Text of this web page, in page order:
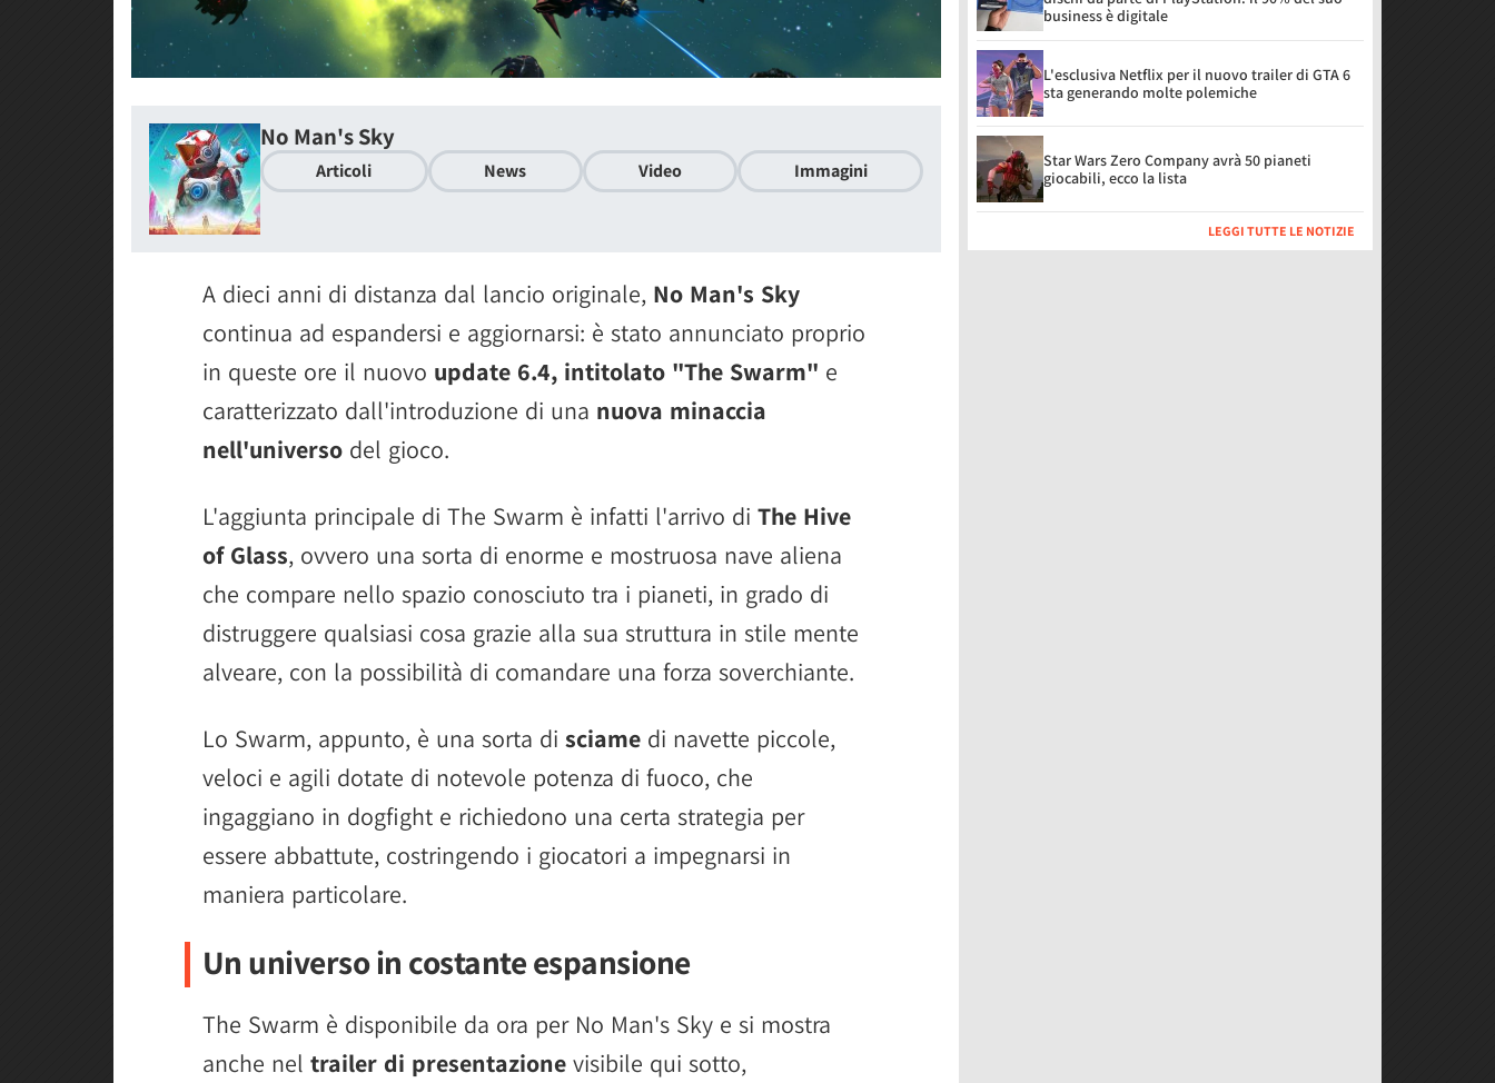
No Man's Sky
Articoli News Video Immagini
A dieci anni di distanza dal lancio originale, No Man's Sky
continua ad espandersi e aggiornarsi: è stato annunciato proprio
in queste ore il nuovo update 6.4, intitolato "The Swarm" e
caratterizzato dall'introduzione di una nuova minaccia
nell'universo del gioco.
L'aggiunta principale di The Swarm è infatti l'arrivo di The Hive
of Glass, ovvero una sorta di enorme e mostruosa nave aliena
che compare nello spazio conosciuto tra i pianeti, in grado di
distruggere qualsiasi cosa grazie alla sua struttura in stile mente
alveare, con la possibilità di comandare una forza soverchiante.
Lo Swarm, appunto, è una sorta di sciame di navette piccole,
veloci e agili dotate di notevole potenza di fuoco, che
ingaggiano in dogfight e richiedono una certa strategia per
essere abbattute, costringendo i giocatori a impegnarsi in
maniera particolare.
Un universo in costante espansione
The Swarm è disponibile da ora per No Man's Sky e si mostra
anche nel trailer di presentazione visibile qui sotto,
business è digitale
L'esclusiva Netflix per il nuovo trailer di GTA 6
sta generando molte polemiche
Star Wars Zero Company avrà 50 pianeti
giocabili, ecco la lista
LEGGI TUTTE LE NOTIZIE